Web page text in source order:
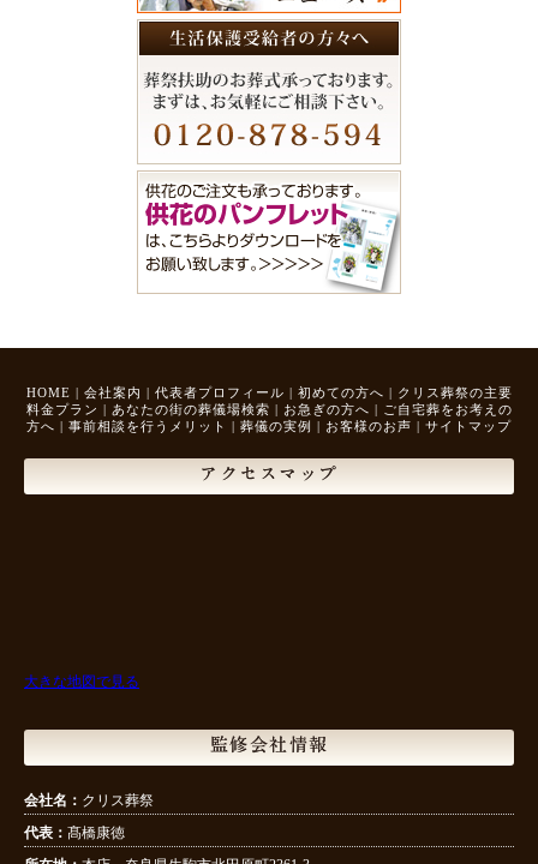
HOME | 会社案内 | 代表者プロフィール | 初めての方へ | クリス葬祭の主要
料金プラン | あなたの街の葬儀場検索 | お急ぎの方へ | ご自宅葬をお考えの
方へ | 事前相談を行うメリット | 葬儀の実例 | お客様のお声 | サイトマップ
アクセスマップ
大きな地図で見る
監修会社情報
会社名： クリス葬祭
代表： 髙橋康徳